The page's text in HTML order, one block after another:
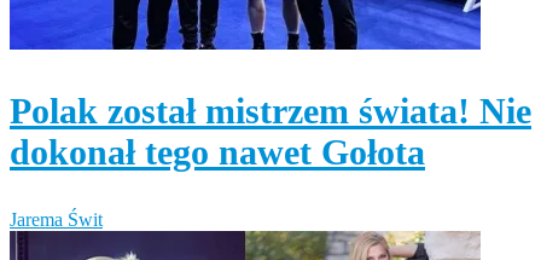
Polak został mistrzem świata! Nie
dokonał tego nawet Gołota
Jarema Świt